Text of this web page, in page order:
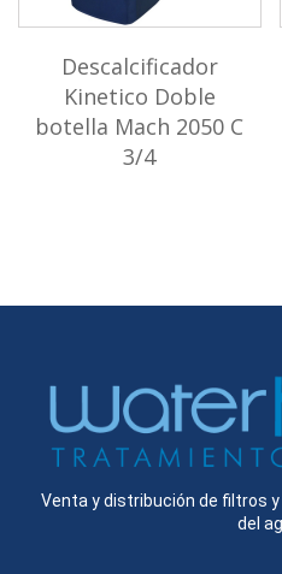
Descalcificador
Kinetico Doble
botella Mach 2050 C
3/4
Venta y distribución de filtros
del